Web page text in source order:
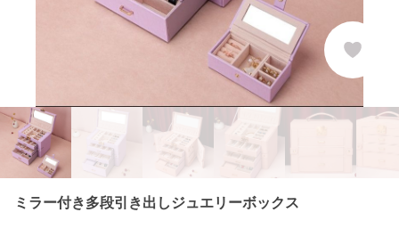
ミラー付き多段引き出しジュエリーボックス